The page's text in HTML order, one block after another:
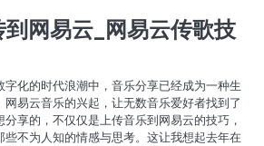
网易云_网易云传歌技
字化的时代浪潮中，音乐分享已经成为一种生
易云音乐的兴起，让无数音乐爱好者找到了
享的，不仅仅是上传音乐到网易云的技巧，
些不为人知的情感与思考。这让我想起去年在